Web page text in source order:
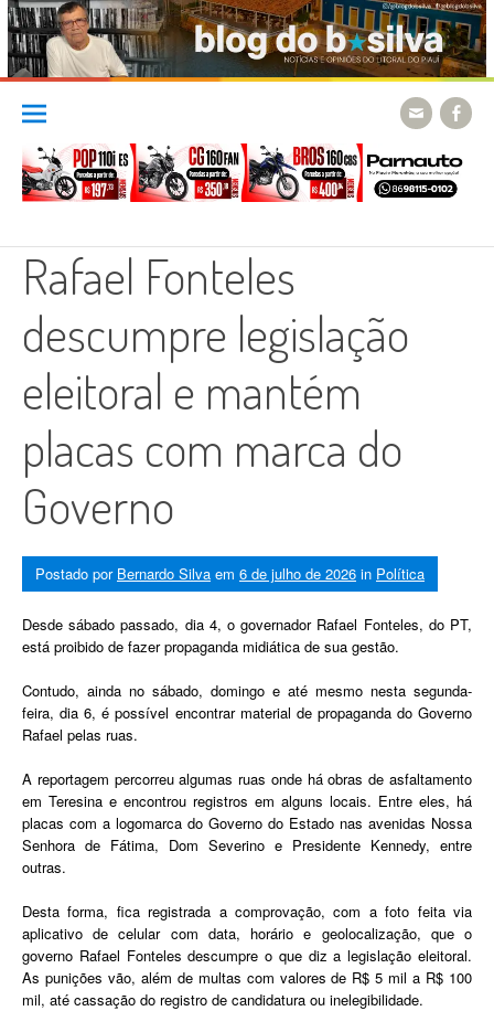
Skip
content
Rafael Fonteles
descumpre legislação
eleitoral e mantém
placas com marca do
Governo
Postado por Bernardo Silva em 6 de julho de 2026 in Política
Desde sábado passado, dia 4, o governador Rafael Fonteles, do PT,
está proibido de fazer propaganda midiática de sua gestão.
Contudo, ainda no sábado, domingo e até mesmo nesta segunda-
feira, dia 6, é possível encontrar material de propaganda do Governo
Rafael pelas ruas.
A reportagem percorreu algumas ruas onde há obras de asfaltamento
em Teresina e encontrou registros em alguns locais. Entre eles, há
placas com a logomarca do Governo do Estado nas avenidas Nossa
Senhora de Fátima, Dom Severino e Presidente Kennedy, entre
outras.
Desta forma, fica registrada a comprovação, com a foto feita via
aplicativo de celular com data, horário e geolocalização, que o
governo Rafael Fonteles descumpre o que diz a legislação eleitoral.
As punições vão, além de multas com valores de R$ 5 mil a R$ 100
mil, até cassação do registro de candidatura ou inelegibilidade.